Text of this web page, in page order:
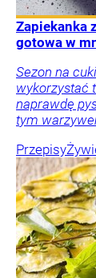
Zapiekanka
gotowa w
Sezon na
wykorzystać
naprawdę
tym
Przepisy